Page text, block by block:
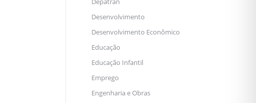
Desenvolvimento
Desenvolvimento Econômico
Educação
Educação Infantil
Emprego
Engenharia e Obras